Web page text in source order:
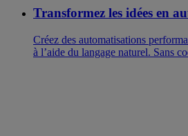
Transformez les idées en
Créez des automatisations
à l’aide du langage naturel. Sans